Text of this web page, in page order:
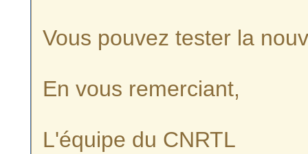
Vous pouvez tester la
En vous remerciant,
L'équipe du CNRTL